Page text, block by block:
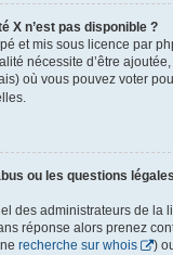
X n’est pas disponible ?
et mis sous licence par
nécessite d’être
où vous pouvez voter
ou les questions
des administrateurs de la
réponse alors prenez
recherche sur whois
)